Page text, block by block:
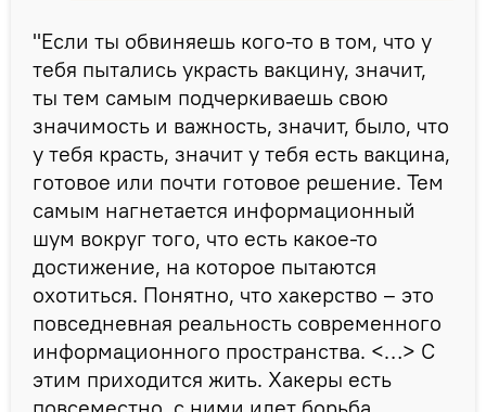
"Если ты обвиняешь кого-то в том, что у
тебя пытались украсть вакцину, значит,
ты тем самым подчеркиваешь свою
значимость и важность, значит, было, что
у тебя красть, значит у тебя есть вакцина,
готовое или почти готовое решение. Тем
самым нагнетается информационный
шум вокруг того, что есть какое-то
достижение, на которое пытаются
охотиться. Понятно, что хакерство – это
повседневная реальность современного
информационного пространства. <…> С
этим приходится жить. Хакеры есть